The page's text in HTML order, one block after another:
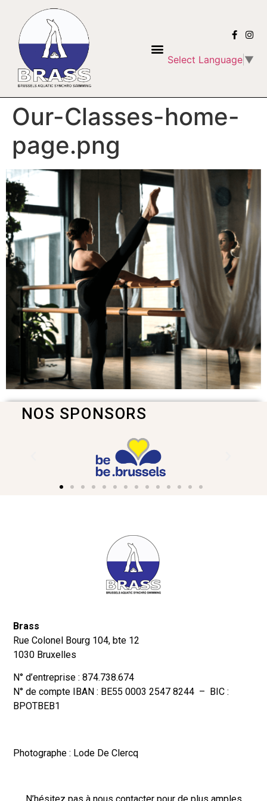
Select Language ▼
Our-Classes-home-
page.png
NOS SPONSORS
Brass
Rue Colonel Bourg 104, bte 12
1030 Bruxelles
N° d’entreprise : 874.738.674
N° de compte IBAN : BE55 0003 2547 8244 – BIC :
BPOTBEB1
Photographe : Lode De Clercq